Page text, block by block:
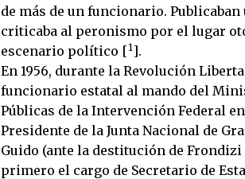
de más de un funcionario. Publicaban
criticaba al peronismo por el lugar
escenario político [ 1].
En 1956, durante la Revolución
funcionario estatal al mando del
Públicas de la Intervención Federal
Presidente de la Junta Nacional de
Guido (ante la destitución de
primero el cargo de Secretario de